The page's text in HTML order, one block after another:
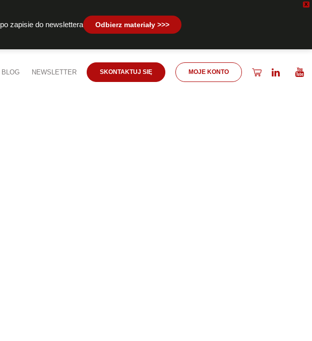
X
po zapisie do newslettera Odbierz materiały >>>
BLOG NEWSLETTER SKONTAKTUJ SIĘ MOJE KONTO